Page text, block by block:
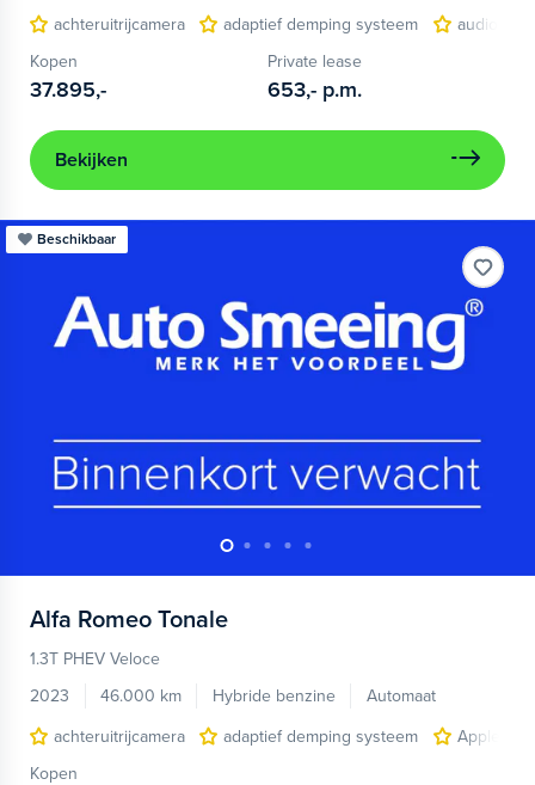
achteruitrijcamera
adaptief demping systeem
audio
Kopen
37.895,-
Private lease
653,- p.m.
Bekijken
Beschikbaar
Alfa Romeo Tonale
1.3T PHEV Veloce
2023
46.000 km Hybride benzine
Automaat
achteruitrijcamera
adaptief demping systeem
Apple
Kopen